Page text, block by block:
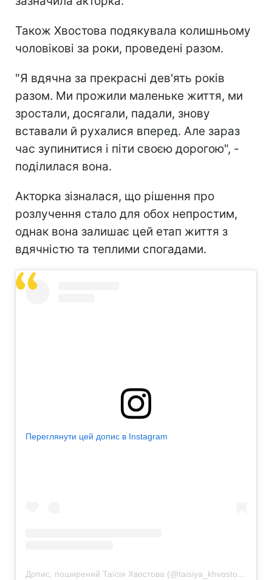
Також Хвостова подякувала колишньому
чоловікові за роки, проведені разом.
"Я вдячна за прекрасні дев'ять років
разом. Ми прожили маленьке життя, ми
зростали, досягали, падали, знову
вставали й рухалися вперед. Але зараз
час зупинитися і піти своєю дорогою", -
поділилася вона.
Акторка зізналася, що рішення про
розлучення стало для обох непростим,
однак вона залишає цей етап життя з
вдячністю та теплими спогадами.
Переглянути цей допис в Instagram
Допис, поширений Таїсія Хвостова (@taisiya_khvostova)